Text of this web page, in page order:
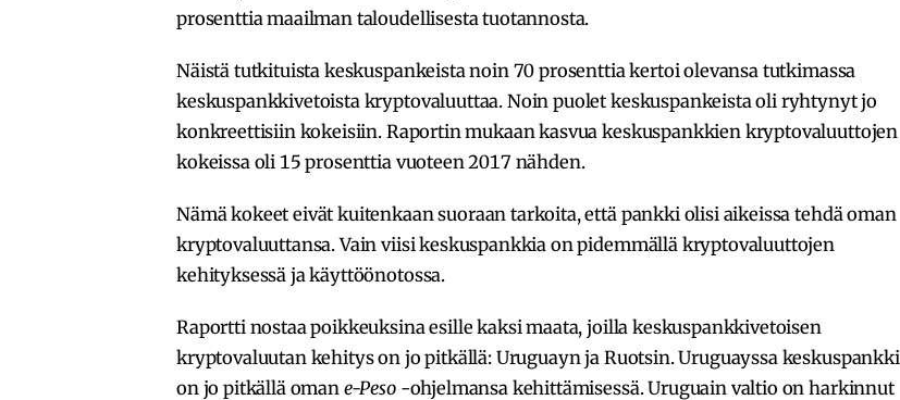
prosenttia maailman taloudellisesta tuotannosta.
Näistä tutkituista keskuspankeista noin 70 prosenttia kertoi olevansa tutkimassa
keskuspankkivetoista kryptovaluuttaa. Noin puolet keskuspankeista oli ryhtynyt jo
konkreettisiin kokeisiin. Raportin mukaan kasvua keskuspankkien kryptovaluuttojen
kokeissa oli 15 prosenttia vuoteen 2017 nähden.
Nämä kokeet eivät kuitenkaan suoraan tarkoita, että pankki olisi aikeissa tehdä oman
kryptovaluuttansa. Vain viisi keskuspankkia on pidemmällä kryptovaluuttojen
kehityksessä ja käyttöönotossa.
Raportti nostaa poikkeuksina esille kaksi maata, joilla keskuspankkivetoisen
kryptovaluutan kehitys on jo pitkällä: Uruguayn ja Ruotsin. Uruguayssa keskuspankki
on jo pitkällä oman e-Peso-ohjelmansa kehittämisessä. Uruguain valtio on harkinnut